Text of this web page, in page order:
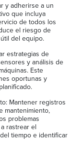
y adherirse a un
que incluya
de todos los
el riesgo de
del equipo.
estrategias de
y análisis de
Este
oportunas y
Mantener registros
mantenimiento,
problemas
rastrear el
tiempo e identificar